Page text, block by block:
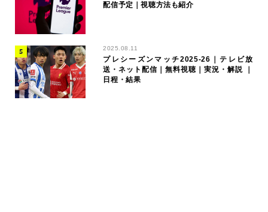
配信予定｜視聴方法も紹介
2025.08.11
プレシーズンマッチ2025-26｜テレビ放
送・ネット配信｜無料視聴｜実況・解説 ｜
日程・結果